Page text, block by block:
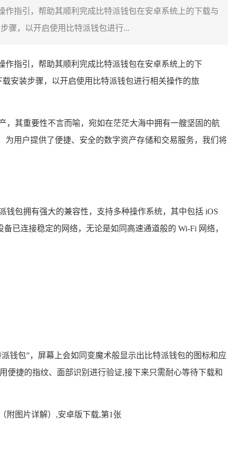
指引，帮助其顺利完成比特派钱包在安卓系统上的下载与
骤，以开启使用比特派钱包进行...
指引，帮助其顺利完成比特派钱包在安卓系统上的下
安装步骤，以开启使用比特派钱包进行相关操作的旅
，其重要性不言而喻，宛如在茫茫大海中拥有一艘坚固的航
用户提供了便捷、安全的数字资产存储和交易服务，我们将
包拥有强大的兼容性，支持多种操作系统，其中包括 iOS
已连接稳定的网络，无论是如同高速通道般的 Wi-Fi 网络，
钱包”，屏幕上会如同变魔术般显示出比特派钱包的图标和应
便捷的指纹、面部识别进行验证,接下来只需耐心等待下载和